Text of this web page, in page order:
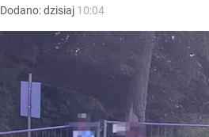
Dodano:dzisiaj 10:04